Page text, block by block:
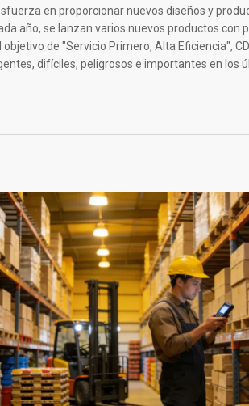
en proporcionar nuevos diseños y
año, se lanzan varios nuevos productos con
de "Servicio Primero, Alta Eficiencia",
difíciles, peligrosos e importantes en los